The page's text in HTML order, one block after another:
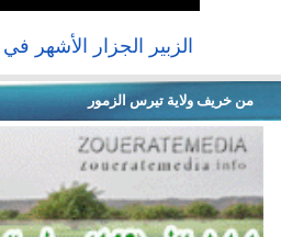
الزبير الجزار الأشهر
من خريف ولاية تيرس الزمور